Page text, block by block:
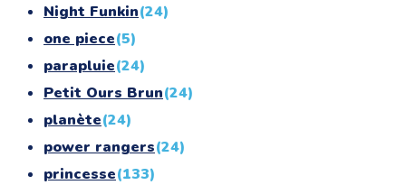
Night Funkin(24)
one piece(5)
parapluie(24)
Petit Ours Brun(24)
planète(24)
power rangers(24)
princesse(133)